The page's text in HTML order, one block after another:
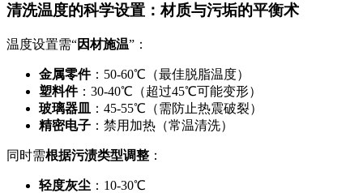
清洗温度的科学设置：材质与污垢的平衡术
温度设置需“因材施温”：
金属零件：50-60℃（最佳脱脂温度）
塑料件：30-40℃（超过45℃可能变形）
玻璃器皿
：45-55℃（需防止热震破裂）
精密电子 ：禁用加热（常温清洗）
同时需根据污渍类型调整 ：
轻度灰尘 ：10-30℃